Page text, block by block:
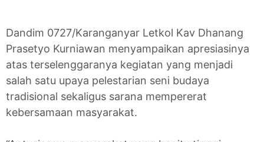
Dandim 0727/Karanganyar Letkol Kav Dhanang
Prasetyo Kurniawan menyampaikan apresiasinya
atas terselenggaranya kegiatan yang menjadi
salah satu upaya pelestarian seni budaya
tradisional sekaligus sarana mempererat
kebersamaan masyarakat.